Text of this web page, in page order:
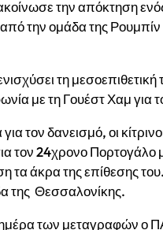
την απόκτηση
την ομάδα της
τη
με τη Γουέστ Χαμ για
τον δανεισμό, οι
τον 24χρονο Πορτογάλο
τα άκρα της επίθεσης
της Θεσσαλονίκης.
των μεταγραφών ο